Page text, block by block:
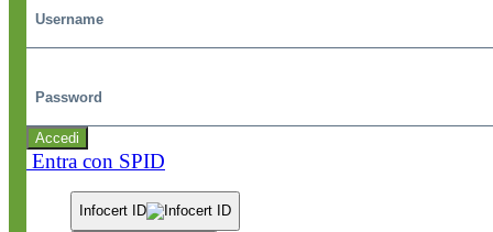
Accedi
Entra con SPID
Infocert ID